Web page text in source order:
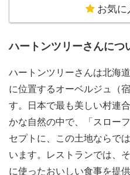
自分たちで食べるパンをこ
できます！
豊かな自然に囲まれた鶴居
と「学び」があなたを待っ
POINT 1：地域の一員に！
プロジェクトのメインイベ
への出店！準備から当日の
にお祭りを盛り上げましょ
お気に
ハートンツリーさんにつ
ハートンツリーさんは北海
に位置するオーベルジュ（
す。日本で最も美しい村連
かな自然の中で、「スロー
セプトに、この土地ならで
います。レストランでは、
に使ったおいしい食事を提